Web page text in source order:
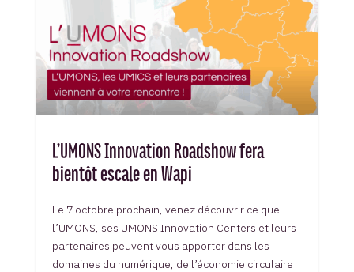
L’UMONS Innovation Roadshow fera
bientôt escale en Wapi
Le 7 octobre prochain, venez découvrir ce que
l’UMONS, ses UMONS Innovation Centers et leurs
partenaires peuvent vous apporter dans les
domaines du numérique, de l’économie circulaire